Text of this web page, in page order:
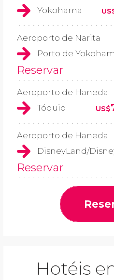
Yokohama
Aeroporto de Narita
Porto de
Reservar
Aeroporto de Haneda
Tóquio
US$
Aeroporto de Haneda
DisneyLand/
Reservar
Hotéis